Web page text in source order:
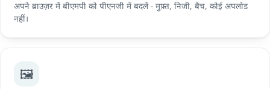
अपने ब्राउज़र में बीएमपी को पीएनजी में बदलें - मुफ़्त, निजी, बैच, कोई अपलोड
नहीं।
🖼️